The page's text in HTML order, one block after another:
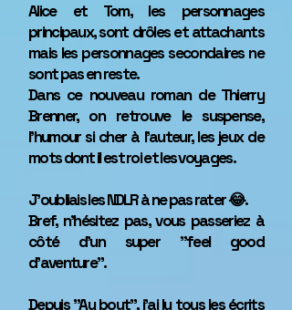
Alice et Tom, les personnages
principaux, sont drôles et attachants
mais les personnages secondaires ne
sont pas en reste.
Dans ce nouveau roman de Thierry
Brenner, on retrouve le suspense,
l'humour si cher à l'auteur, les jeux de
mots dont il est roi et les voyages.
J'oubliais les NDLR à ne pas rater 😂.
Bref, n'hésitez pas, vous passeriez à
côté d'un super "feel good
d'aventure".
Depuis "Au bout", j'ai lu tous les écrits